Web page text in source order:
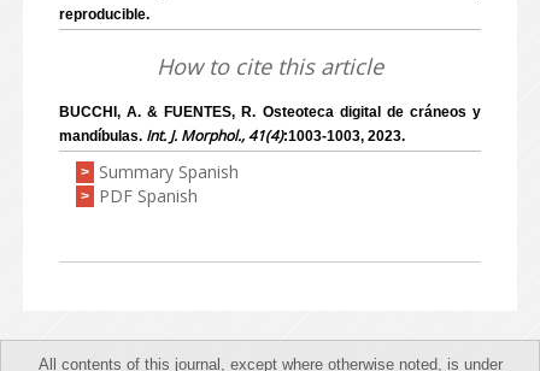
reproducible.
How to cite this article
BUCCHI, A. & FUENTES, R. Osteoteca digital de cráneos y
mandíbulas. Int. J. Morphol., 41(4):1003-1003, 2023.
> Summary Spanish
> PDF Spanish
All contents of this journal, except where otherwise noted, is under